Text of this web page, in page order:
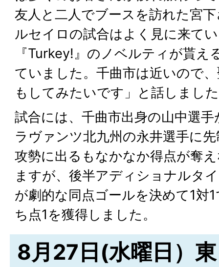
友人と二人でブースを訪れた宮
ルセイロの試合はよく見に来て
『Turkey!』のノベルティが貰え
ていました。千曲市は近いので
もしてみたいです」と話しまし
試合には、千曲市出身の山中選
ラヴァンツ北九州の永井選手に
攻勢に出るもなかなか得点が奪
ますが、後半アディショナルタ
が劇的な同点ゴールを決めて1対
ち点1を獲得しました。
8月27日(水曜日）